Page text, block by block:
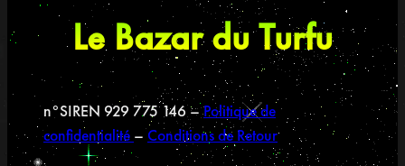
r
i
u
e
&
P
Le Bazar du Turfu
n°SIREN 929 775 146 –Politique de
confidentialité –Conditions de Retour